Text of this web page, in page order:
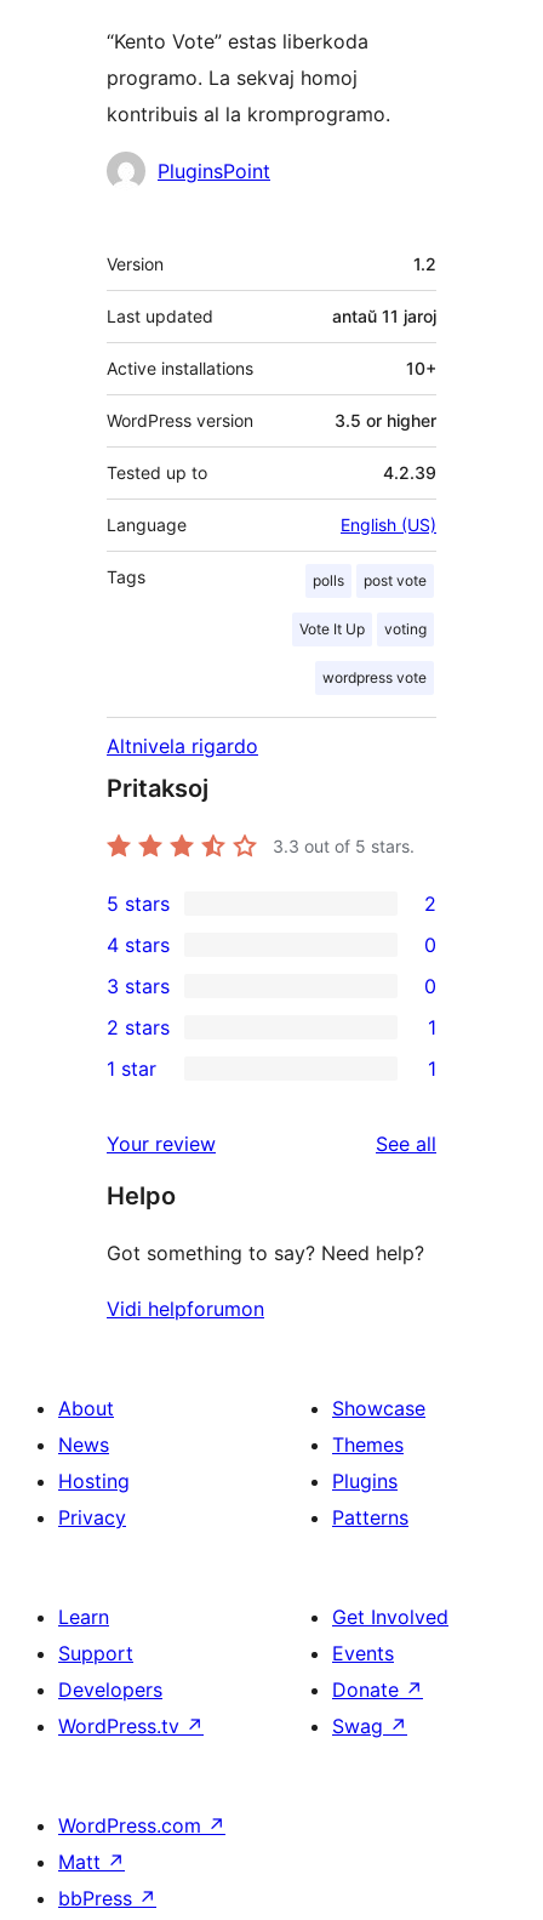
“Kento Vote” estas liberkoda
programo. La sekvaj homoj
kontribuis al la kromprogramo.
Kontribuantoj
PluginsPoint
Metadatumoj
Version 1.2
Last updated antaŭ 11 jaroj
Active installations 10+
WordPress version 3.5 or higher
Tested up to 4.2.39
Language English (US)
Tags polls post vote
Vote It Up voting
wordpress vote
Altnivela rigardo
Pritaksoj
3.3 out of 5 stars.
2
5-
star
reviews
5 stars 2
4-
star
reviews
4 stars 0
0
3-
star
3 stars 0
2-
review
2 stars 1
star
review
1 star 1
Your review See all
Helpo
Got something to say? Need help?
Vidi helpforumon
About
News
Hosting
Privacy
Showcase
Themes
Plugins
Patterns
Learn
Support
Developers
WordPress.tv ↗
Get Involved
Events
Donate ↗
Swag ↗
WordPress.com ↗
Matt ↗
bbPress ↗